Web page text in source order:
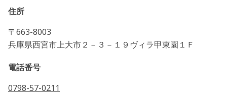
住所
〒663-8003
兵庫県西宮市上大市２－３－１９ヴィラ甲東園１Ｆ
電話番号
0798-57-0211